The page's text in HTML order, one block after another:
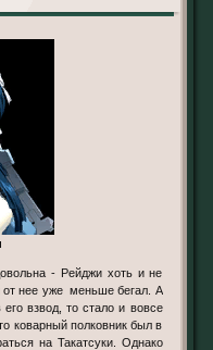
от нее уже меньше бегал. А
взвод, то стало и вовсе
коварный полковник был в
на Такатсуки. Однако